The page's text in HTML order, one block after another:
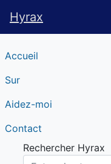
Hyrax
Hyrax
Accueil
Sur
Aidez-moi
Contact
Rechercher Hyrax